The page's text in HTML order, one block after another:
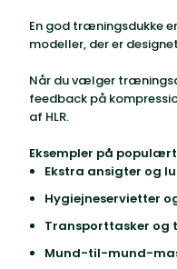
En god træningsdukke
modeller, der er
Når du vælger
feedback på
af HLR.
Eksempler på
Ekstra ansigter og
Hygiejneservietter
Transporttasker
Mund-til-mund-